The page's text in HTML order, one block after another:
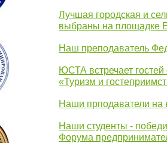
Лучшая городская и
выбраны на площадке
Наш преподаватель
ЮСТА встречает гостей
«Туризм и
Наши прподаватели
Наши студенты -
Форума